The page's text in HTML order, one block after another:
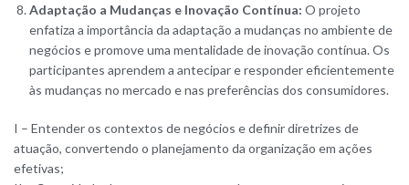
Adaptação a Mudanças e Inovação Contínua: O projeto
enfatiza a importância da adaptação a mudanças no ambiente de
negócios e promove uma mentalidade de inovação contínua. Os
participantes aprendem a antecipar e responder eficientemente
às mudanças no mercado e nas preferências dos consumidores.
I – Entender os contextos de negócios e definir diretrizes de
atuação, convertendo o planejamento da organização em ações
efetivas;